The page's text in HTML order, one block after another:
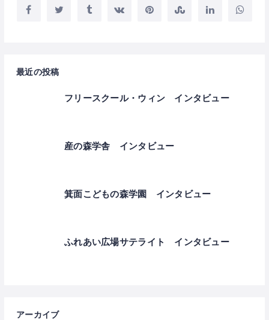
最近の投稿
フリースクール・ウィン インタビュー
産の森学舎 インタビュー
箕面こどもの森学園 インタビュー
ふれあい広場サテライト インタビュー
アーカイブ